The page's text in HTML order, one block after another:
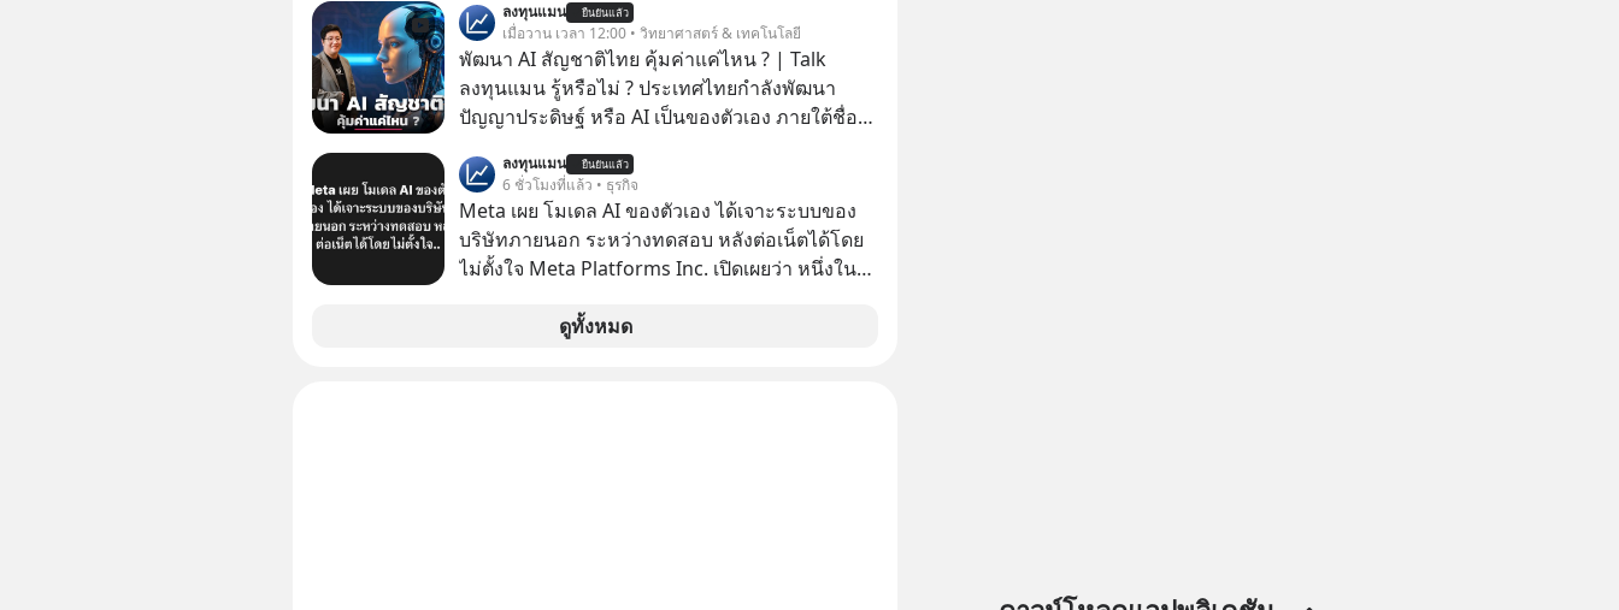
บาทขึ้นไป ฟรีค่าธรรมเนียมซื้อ
ลงทุนแมน ยืนยันแล้ว
เมื่อวาน เวลา 12:00 • วิทยาศาสตร์ & เทคโนโลยี
พัฒนา AI สัญชาติไทย คุ้มค่าแค่ไหน ? | Talk
ลงทุนแมน รู้หรือไม่ ? ประเทศไทยกำลังพัฒนา
ปัญญาประดิษฐ์ หรือ AI เป็นของตัวเอง ภายใต้ชื่อ
AI ที่เข้าใจภาษาไทย และบริบททางสังคมไทยได้
เป็นอย่างดี คำถามคือ การลงมือพัฒนา AI ของ
ประเทศจะคุ้มค่าแค่ไหน ? และหลังจากนำ
ThaiLLM มาใช้จริง จะเกิดอะไรขึ้นกับสังคมไทย
เรื่องนี้ผ่านมุมมองของ ดร.อภิวดี ปิยธรรมรงค์ ผู้
เชี่ยวชาญอาวุโสด้านบูรณาการข้อมูลและปัญญา
ลงทุนแมน ยืนยันแล้ว
6 ชั่วโมงที่แล้ว • ธุรกิจ
Meta เผย โมเดล AI ของตัวเอง ได้เจาะระบบของ
บริษัทภายนอก ระหว่างทดสอบ หลังต่อเน็ตได้โดย
ไม่ตั้งใจ Meta Platforms Inc. เปิดเผยว่า หนึ่งใน
และเจาะเข้าระบบของบริการภายนอกรายหนึ่งได้
ดูทั้งหมด